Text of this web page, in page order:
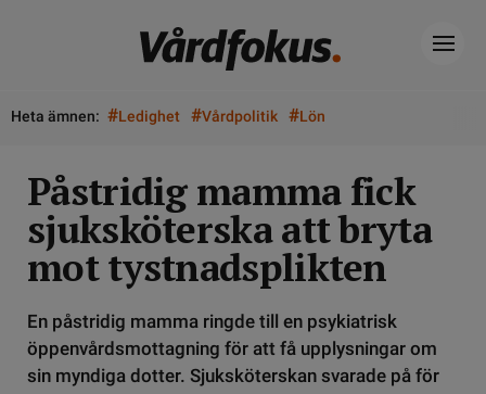
Heta ämnen: #Ledighet #Vårdpolitik #Lön
Påstridig mamma fick
sjuksköterska att bryta
mot tystnadsplikten
En påstridig mamma ringde till en psykiatrisk
öppenvårdsmottagning för att få upplysningar om
sin myndiga dotter. Sjuksköterskan svarade på för